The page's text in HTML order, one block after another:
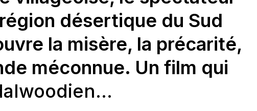
désertique du Sud
la misère, la précarité,
méconnue. Un film qui